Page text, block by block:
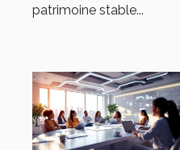
patrimoine stable...